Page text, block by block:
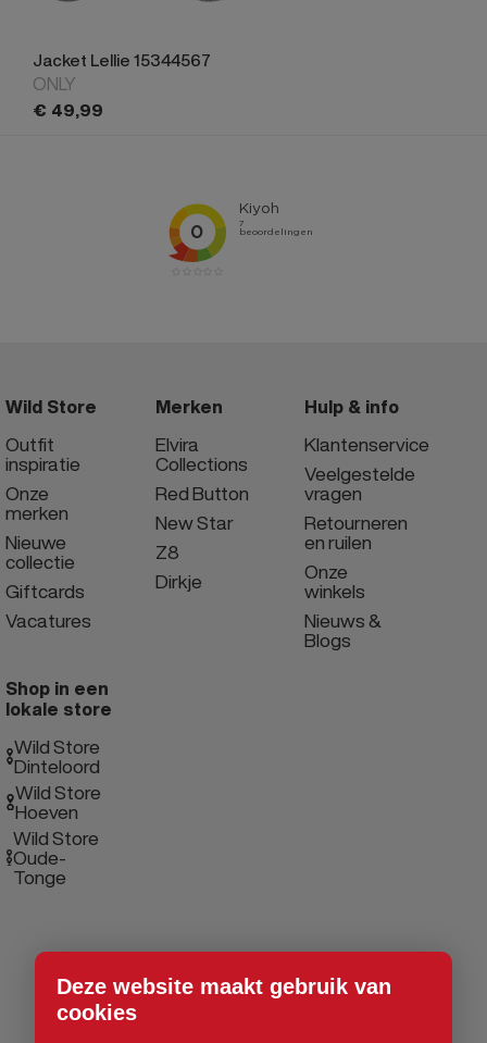
Deze website maakt gebruik van
cookies
Jacket Lellie 15344567
ONLY
€ 49,99
Wild Store
Outfit
inspiratie
Onze
merken
Nieuwe
collectie
Giftcards
Vacatures
Merken
Elvira
Collections
Red Button
New Star
Z8
Dirkje
Hulp & info
Klantenservice
Veelgestelde
vragen
Retourneren
en ruilen
Onze
winkels
Nieuws &
Blogs
Shop in een
lokale store
Wild Store
Dinteloord
Wild Store
Hoeven
Wild Store
Oude-
Tonge